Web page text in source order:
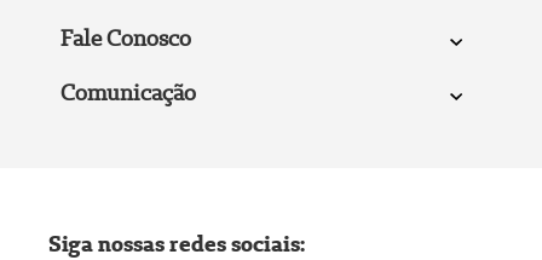
Fale Conosco
Comunicação
Siga nossas redes sociais: